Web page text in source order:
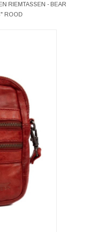
RIEMTASSEN - BEAR
ROOD